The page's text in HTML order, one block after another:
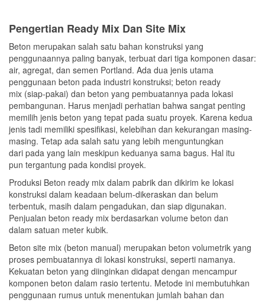
Pengertian Ready Mix Dan Site Mix
Beton merupakan salah satu bahan konstruksi yang
penggunaannya paling banyak, terbuat dari tiga komponen dasar:
air, agregat, dan semen Portland. Ada dua jenis utama
penggunaan beton pada industri konstruksi; beton ready
mix (siap-pakai) dan beton yang pembuatannya pada lokasi
pembangunan. Harus menjadi perhatian bahwa sangat penting
memilih jenis beton yang tepat pada suatu proyek. Karena kedua
jenis tadi memiliki spesifikasi, kelebihan dan kekurangan masing-
masing. Tetap ada salah satu yang lebih menguntungkan
dari pada yang lain meskipun keduanya sama bagus. Hal itu
pun tergantung pada kondisi proyek.
Produksi Beton ready mix dalam pabrik dan dikirim ke lokasi
konstruksi dalam keadaan belum-dikeraskan dan belum
terbentuk, masih dalam pengadukan, dan siap digunakan.
Penjualan beton ready mix berdasarkan volume beton dan
dalam satuan meter kubik.
Beton site mix (beton manual) merupakan beton volumetrik yang
proses pembuatannya di lokasi konstruksi, seperti namanya.
Kekuatan beton yang diinginkan didapat dengan mencampur
komponen beton dalam rasio tertentu. Metode ini membutuhkan
penggunaan rumus untuk menentukan jumlah bahan dan